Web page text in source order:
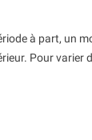
à part, un
Pour varier